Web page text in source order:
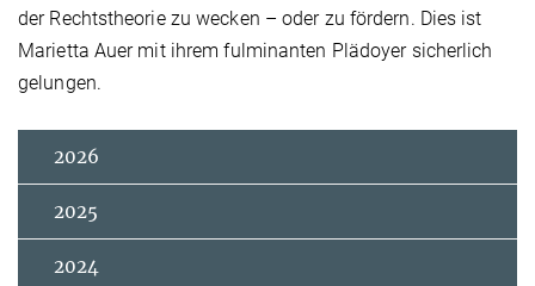
der Rechtstheorie zu wecken – oder zu fördern. Dies ist
Marietta Auer mit ihrem fulminanten Plädoyer sicherlich
gelungen.
2026
2025
2024